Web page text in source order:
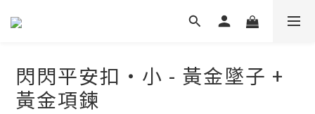
閃閃平安扣・小 - 黃金墜子 +
黃金項鍊